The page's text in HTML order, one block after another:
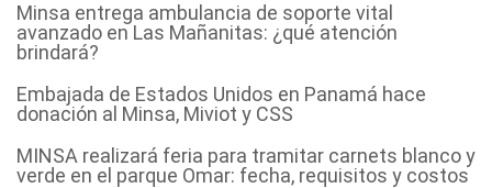
Minsa entrega ambulancia de soporte vital
avanzado en Las Mañanitas: ¿qué atención
brindará?
Embajada de Estados Unidos en Panamá hace
donación al Minsa, Miviot y CSS
MINSA realizará feria para tramitar carnets blanco y
verde en el parque Omar: fecha, requisitos y costos